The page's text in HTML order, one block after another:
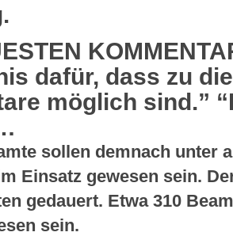
dafür, dass zu
möglich sind.”
sollen demnach unter
Einsatz gewesen sein.
gedauert. Etwa 310
sein.